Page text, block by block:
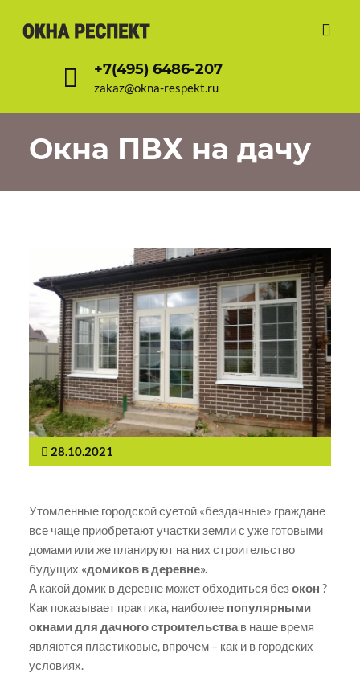
+7(495) 6486-207
zakaz@okna-respekt.ru
Окна ПВХ на дачу
28.10.2021
Утомленные городской суетой «бездачные» граждане
все чаще приобретают участки земли с уже готовыми
домами или же планируют на них строительство
будущих «домиков в деревне».
А какой домик в деревне может обходиться безокон ?
Как показывает практика, наиболее популярными
окнами для дачного строительства в наше время
являются пластиковые, впрочем – как и в городских
условиях.